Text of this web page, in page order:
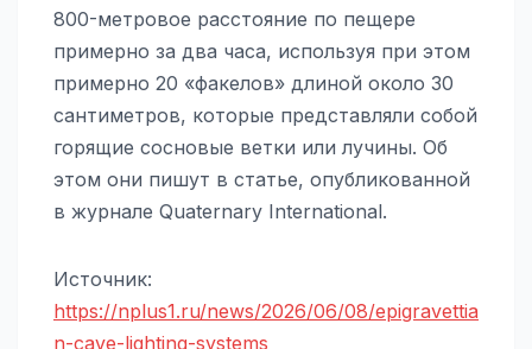
800-метровое расстояние по пещере
примерно за два часа, используя при этом
примерно 20 «факелов» длиной около 30
сантиметров, которые представляли собой
горящие сосновые ветки или лучины. Об
этом они пишут в статье, опубликованной
в журнале Quaternary International.
Источник:
https://nplus1.ru/news/2026/06/08/epigravettia
n-cave-lighting-systems